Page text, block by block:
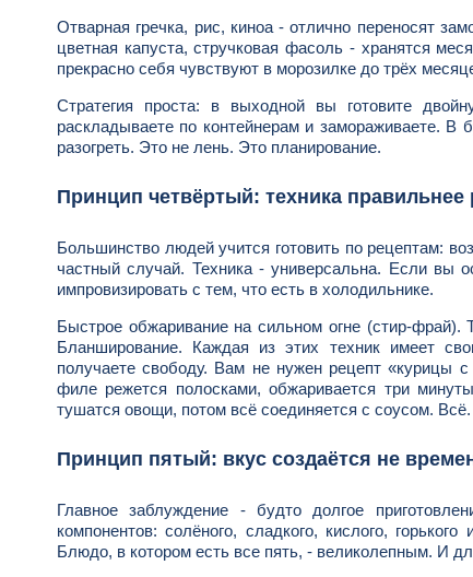
Отварная гречка, рис, киноа - отлично переносят
цветная капуста, стручковая фасоль - хранятся
прекрасно себя чувствуют в морозилке до трёх
Стратегия проста: в выходной вы готовите
раскладываете по контейнерам и замораживаете. В
разогреть. Это не лень. Это планирование.
Принцип четвёртый: техника правильнее
Большинство людей учится готовить по рецептам:
частный случай. Техника - универсальна. Если вы
импровизировать с тем, что есть в холодильнике.
Быстрое обжаривание на сильном огне (стир-фрай).
Бланширование. Каждая из этих техник имеет
получаете свободу. Вам не нужен рецепт «курицы
филе режется полосками, обжаривается три
тушатся овощи, потом всё соединяется с соусом. Всё.
Принцип пятый: вкус создаётся не
Главное заблуждение - будто долгое
компонентов: солёного, сладкого, кислого,
Блюдо, в котором есть все пять, - великолепным. И